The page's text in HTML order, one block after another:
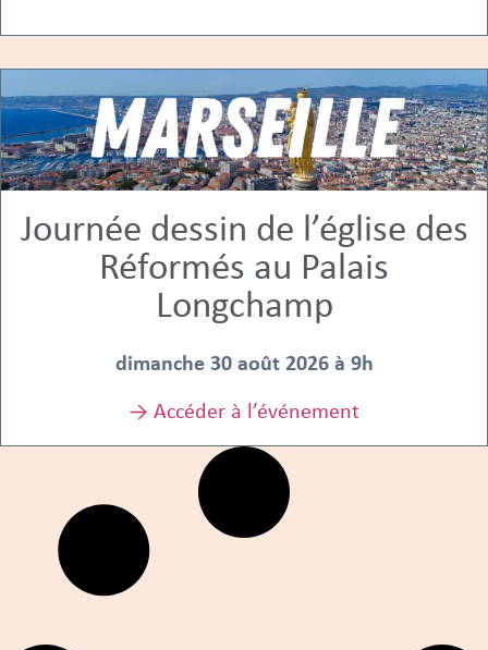
Journée dessin de l’église des
Réformés au Palais
Longchamp
dimanche 30 août 2026 à 9h
→ Accéder à l’événement